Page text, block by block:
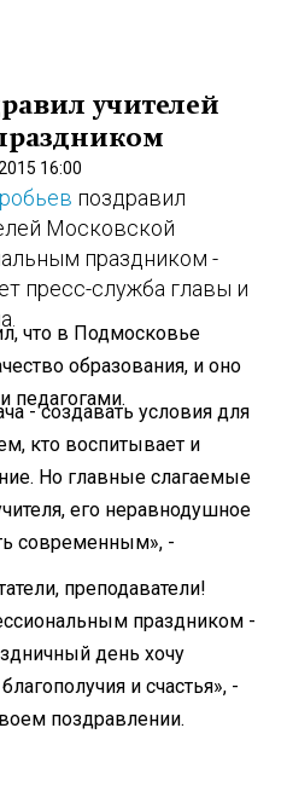
учителей
16:00
поздравил
Московской
праздником -
пресс-служба главы и
что в Подмосковье
образования, и оно
педагогами.
- создавать условия для
кто воспитывает и
Но главные слагаемые
его неравнодушное
современным», -
преподаватели!
праздником -
день хочу
и счастья», -
поздравлении.